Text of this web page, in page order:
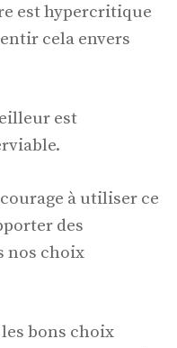
est hypercritique
cela envers
est
à utiliser ce
des
nos choix
les bons choix